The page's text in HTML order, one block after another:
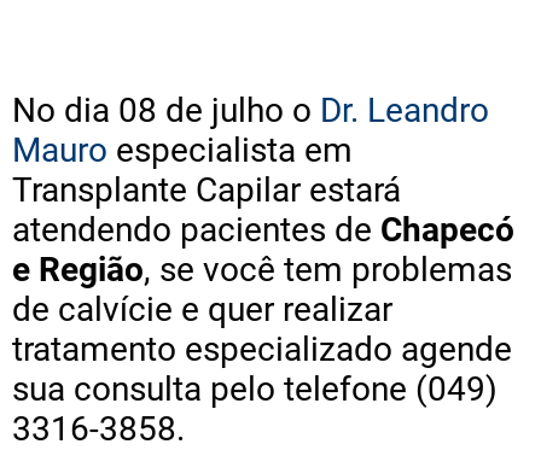
No dia 08 de julho o Dr. Leandro
Mauro especialista em
Transplante Capilar estará
atendendo pacientes de Chapecó
e Região, se você tem problemas
de calvície e quer realizar
tratamento especializado agende
sua consulta pelo telefone (049)
3316-3858.